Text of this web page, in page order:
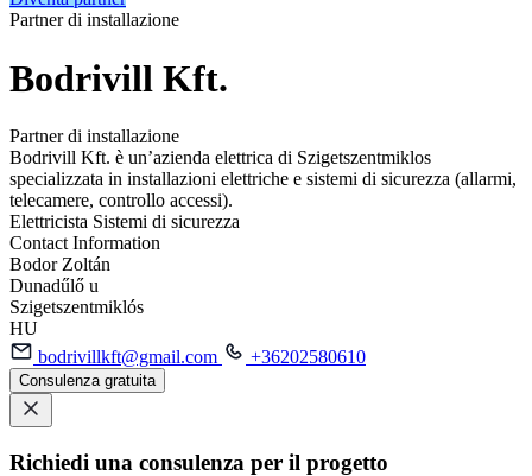
Partner di installazione
Bodrivill Kft.
Partner di installazione
Bodrivill Kft. è un’azienda elettrica di Szigetszentmiklos
specializzata in installazioni elettriche e sistemi di sicurezza (allarmi,
telecamere, controllo accessi).
Elettricista Sistemi di sicurezza
Contact Information
Bodor Zoltán
Dunadűlő u
Szigetszentmiklós
HU
bodrivillkft@gmail.com
+36202580610
Consulenza gratuita
Richiedi una consulenza per il progetto